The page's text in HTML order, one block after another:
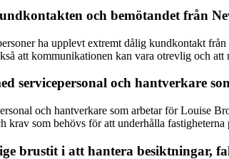
och bemötandet från
ha upplevt extremt dålig kundkontakt
att kommunikationen kan vara otrevlig och
servicepersonal och hantverkare
och hantverkare som arbetar för Louise
som behövs för att underhålla fastigheterna
brustit i att hantera besiktningar,